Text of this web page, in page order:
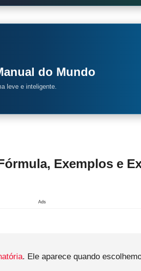
do Mundo
leve e inteligente.
Exemplos e
Ads
. Ele aparece quando